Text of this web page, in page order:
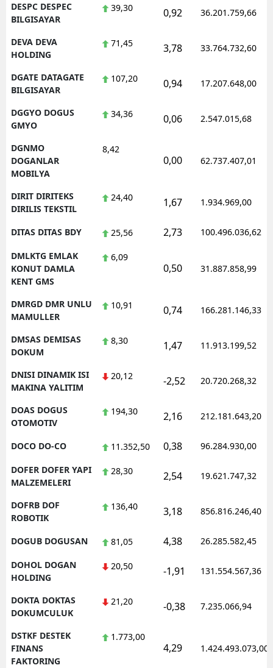
DESPC DESPEC
BILGISAYAR
39,30 0,92 36.201.759,66
DEVA DEVA
HOLDING
71,45 3,78 33.764.732,60
DGATE DATAGATE
BILGISAYAR
107,20 0,94 17.207.648,00
DGGYO DOGUS
GMYO
34,36 0,06 2.547.015,68
DGNMO
DOGANLAR
MOBILYA
8,42
0,00 62.737.407,01
DIRIT DIRITEKS
DIRILIS TEKSTIL
24,40 1,67 1.934.969,00
DITAS DITAS BDY 25,56 2,73 100.496.036,62
DMLKTG EMLAK
KONUT DAMLA
KENT GMS
6,09
0,50 31.887.858,99
DMRGD DMR UNLU
MAMULLER
10,91 0,74 166.281.146,33
DMSAS DEMISAS
DOKUM
8,30 1,47 11.913.199,52
DNISI DINAMIK ISI
MAKINA YALITIM
20,12 -2,52 20.720.268,32
DOAS DOGUS
OTOMOTIV
194,30 2,16 212.181.643,20
DOCO DO-CO 11.352,50 0,38 96.284.930,00
DOFER DOFER YAPI
MALZEMELERI
28,30 2,54 19.621.747,32
DOFRB DOF
ROBOTIK
136,40 3,18 856.816.246,40
DOGUB DOGUSAN 81,05 4,38 26.285.582,45
DOHOL DOGAN
HOLDING
20,50 -1,91 131.554.567,36
DOKTA DOKTAS
DOKUMCULUK
21,20 -0,38 7.235.066,94
DSTKF DESTEK
FINANS
FAKTORING
1.773,00
4,29 1.424.493.073,00